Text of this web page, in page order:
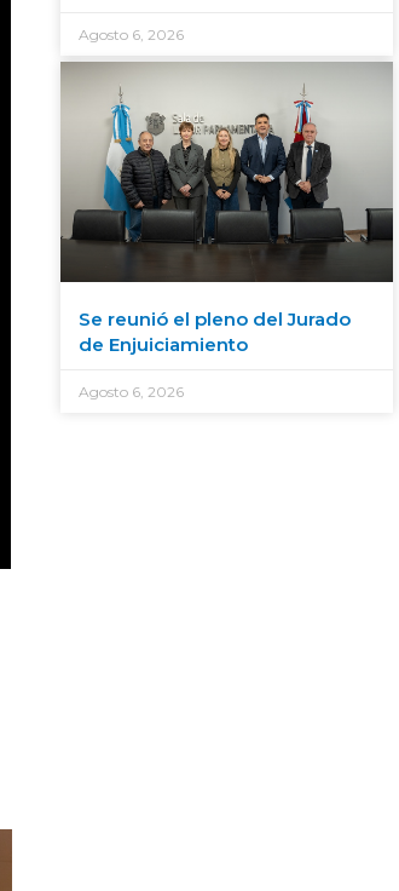
Agosto 6, 2026
Se reunió el pleno del Jurado
de Enjuiciamiento
Agosto 6, 2026